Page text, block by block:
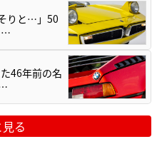
りと…」50
…
46年前の名
る